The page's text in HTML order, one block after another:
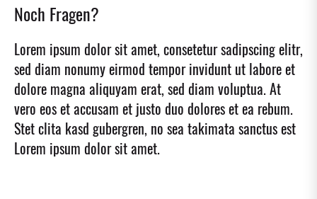
Noch Fragen?
Lorem ipsum dolor sit amet, consetetur sadipscing elitr,
sed diam nonumy eirmod tempor invidunt ut labore et
dolore magna aliquyam erat, sed diam voluptua. At
vero eos et accusam et justo duo dolores et ea rebum.
Stet clita kasd gubergren, no sea takimata sanctus est
Lorem ipsum dolor sit amet.